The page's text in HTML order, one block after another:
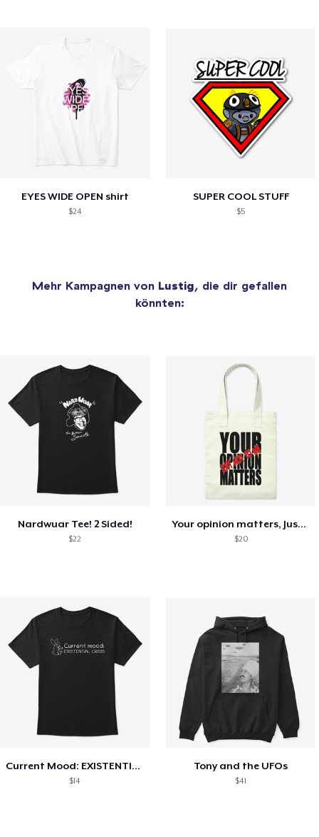
EYES WIDE OPEN shirt
$24
SUPER COOL STUFF
$5
Mehr Kampagnen von Lustig, die dir gefallen
könnten:
Nardwuar Tee! 2 Sided!
$22
Your opinion matters, Just not to me!
$20
Current Mood: EXISTENTIAL CRISIS
$14
Tony and the UFOs
$41